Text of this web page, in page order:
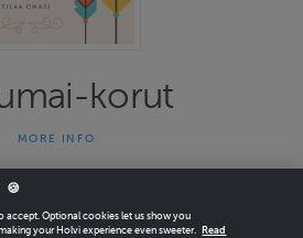
korut
ja persoonalliset korut herättävät
itsellesi korut joita et vastaantulijoilla
on Avainlippu-merkki. Kaikki
MORE INFO
🍪
accept. Optional cookies let us show you
your Holvi experience even sweeter.
Read